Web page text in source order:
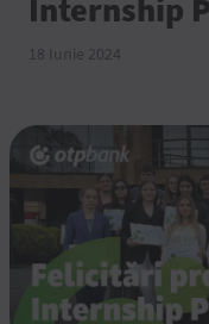
Internship
18 Iunie 2024